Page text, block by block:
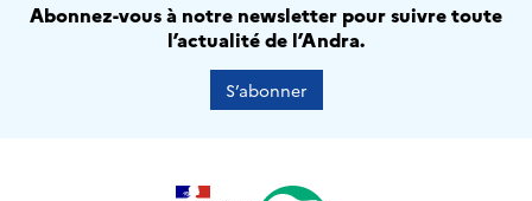
Abonnez-vous à notre newsletter pour suivre toute
l’actualité de l’Andra.
S’abonner